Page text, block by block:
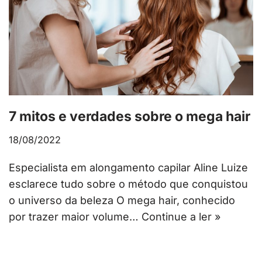
7 mitos e verdades sobre o mega hair
18/08/2022
Especialista em alongamento capilar Aline Luize
esclarece tudo sobre o método que conquistou
o universo da beleza O mega hair, conhecido
por trazer maior volume… Continue a ler »